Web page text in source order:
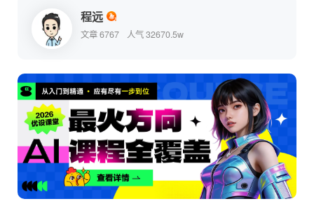
程远
文章 6767 人气 32670.5w